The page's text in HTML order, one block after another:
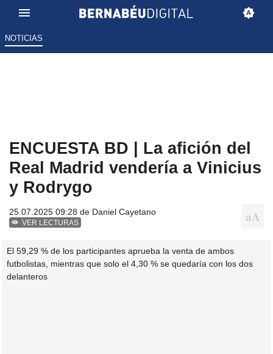
NOTICIAS
ENCUESTA BD | La afición del
Real Madrid vendería a Vinicius
y Rodrygo
25.07.2025 09:28 de Daniel Cayetano
VER LECTURAS
El 59,29 % de los participantes aprueba la venta de ambos
futbolistas, mientras que solo el 4,30 % se quedaría con los dos
delanteros